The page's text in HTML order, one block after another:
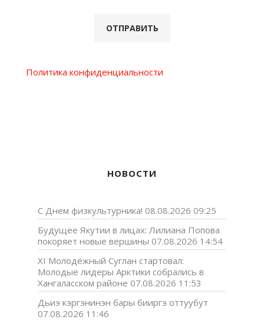
Политика конфиденциальности
НОВОСТИ
С Днем физкультурника! 08.08.2026 09:25
Будущее Якутии в лицах: Лилиана Попова
покоряет новые вершины 07.08.2026 14:54
XI Молодёжный Суглан стартовал:
Молодые лидеры Арктики собрались в
Хангаласском районе 07.08.2026 11:53
Дьиэ кэргэнинэн бары бииргэ оттуубут
07.08.2026 11:46